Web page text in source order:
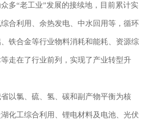
“老工业”发展的接续地，目前累计实
合利用、余热发电、中水回用等，循环
铁合金等行业物料消耗和能耗、资源综
走在了行业前列，实现了产业转型升
氯、硫、氢、碳和副产物平衡为核
化工综合利用、锂电材料及电池、光伏